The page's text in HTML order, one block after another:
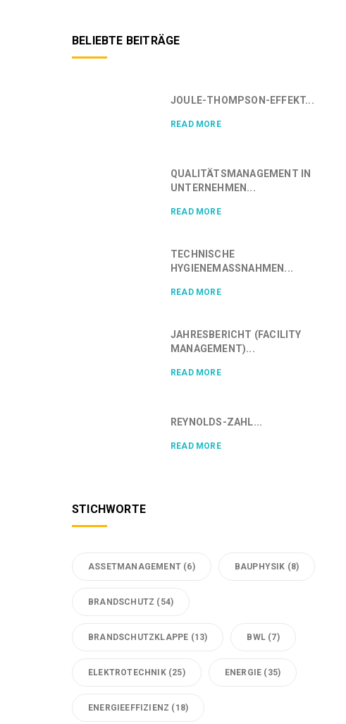
BELIEBTE BEITRÄGE
JOULE-THOMPSON-EFFEKT...
READ MORE
QUALITÄTSMANAGEMENT IN
UNTERNEHMEN...
READ MORE
TECHNISCHE
HYGIENEMASSNAHMEN...
READ MORE
JAHRESBERICHT (FACILITY
MANAGEMENT)...
READ MORE
REYNOLDS-ZAHL...
READ MORE
STICHWORTE
ASSETMANAGEMENT (6) BAUPHYSIK (8)
BRANDSCHUTZ (54)
BRANDSCHUTZKLAPPE (13) BWL (7)
ELEKTROTECHNIK(25) ENERGIE (35)
ENERGIEEFFIZIENZ (18)